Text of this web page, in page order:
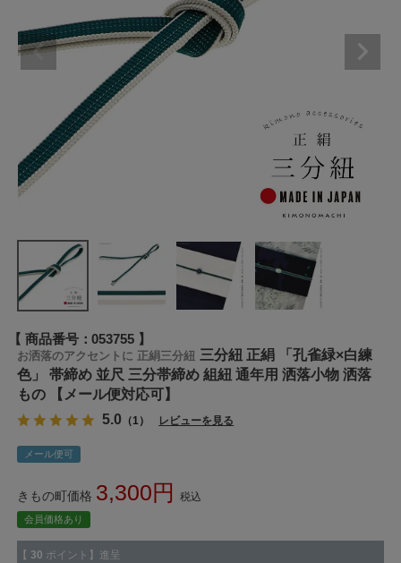
商品番号 053755
お洒落のアクセントに 正絹三分紐 三分紐 正絹 「孔雀緑×白練
色」 帯締め 並尺 三分帯締め 組紐 通年用 洒落小物 洒落
もの 【メール便対応可】
5.0 （1） レビューを見る
メール便可
きもの町価格 3,300 税込
会員価格あり
【 30 ポイント】進呈